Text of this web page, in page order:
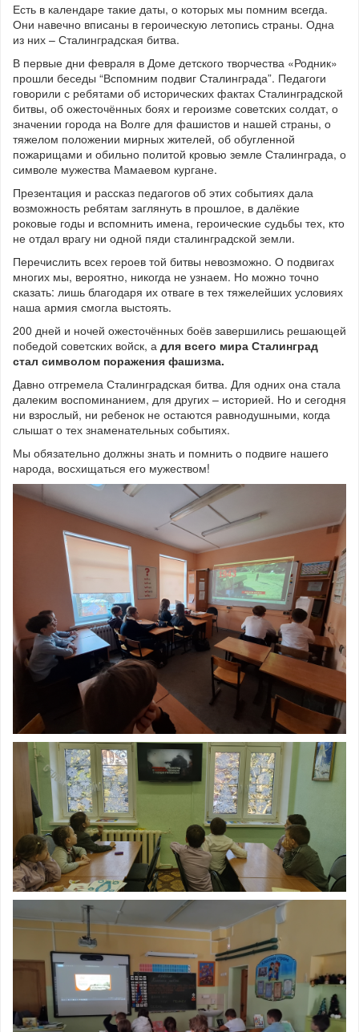
Есть в календаре такие даты, о которых мы помним всегда.
Они навечно вписаны в героическую летопись страны. Одна
из них – Сталинградская битва.
В первые дни февраля в Доме детского творчества «Родник»
прошли беседы “Вспомним подвиг Сталинграда”. Педагоги
говорили с ребятами об исторических фактах Сталинградской
битвы, об ожесточённых боях и героизме советских солдат, о
значении города на Волге для фашистов и нашей страны, о
тяжелом положении мирных жителей, об обугленной
пожарищами и обильно политой кровью земле Сталинграда, о
символе мужества Мамаевом кургане.
Презентация и рассказ педагогов об этих событиях дала
возможность ребятам заглянуть в прошлое, в далёкие
роковые годы и вспомнить имена, героические судьбы тех, кто
не отдал врагу ни одной пяди сталинградской земли.
Перечислить всех героев той битвы невозможно. О подвигах
многих мы, вероятно, никогда не узнаем. Но можно точно
сказать: лишь благодаря их отваге в тех тяжелейших условиях
наша армия смогла выстоять.
200 дней и ночей ожесточённых боёв завершились решающей
победой советских войск, а для всего мира Сталинград
стал символом поражения фашизма.
Давно отгремела Сталинградская битва. Для одних она стала
далеким воспоминанием, для других – историей. Но и сегодня
ни взрослый, ни ребенок не остаются равнодушными, когда
слышат о тех знаменательных событиях.
Мы обязательно должны знать и помнить о подвиге нашего
народа, восхищаться его мужеством!